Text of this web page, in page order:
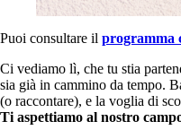
Puoi consultare il programma
Ci vediamo lì, che tu stia
sia già in cammino da tempo.
(o raccontare), e la voglia di
Ti aspettiamo al nostro